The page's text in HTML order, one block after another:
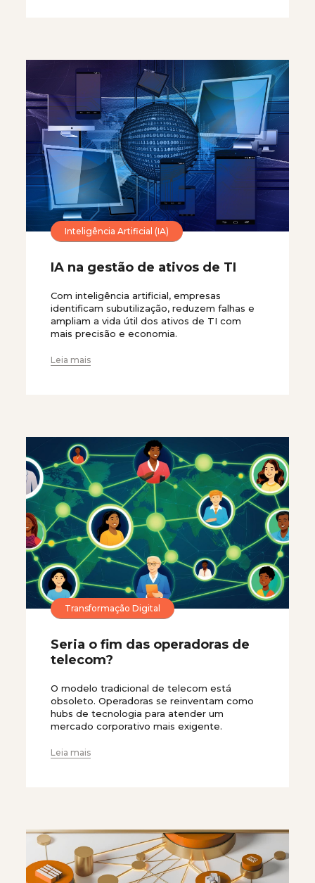
Inteligência Artificial (IA)
IA na gestão de ativos de TI
Com inteligência artificial, empresas
identificam subutilização, reduzem falhas e
ampliam a vida útil dos ativos de TI com
mais precisão e economia.
Leia mais
Transformação Digital
Seria o fim das operadoras de
telecom?
O modelo tradicional de telecom está
obsoleto. Operadoras se reinventam como
hubs de tecnologia para atender um
mercado corporativo mais exigente.
Leia mais